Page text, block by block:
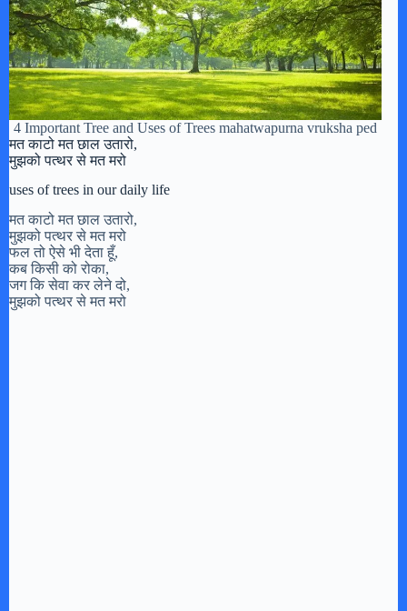
4 Important Tree and Uses of Trees mahatwapurna vruksha ped
मत काटो मत छाल उतारो,
मुझको पत्थर से मत मरो
uses of trees in our daily life
मत काटो मत छाल उतारो,
मुझको पत्थर से मत मरो
फल तो ऐसे भी देता हूँ,
कब किसी को रोका,
जग कि सेवा कर लेने दो,
मुझको पत्थर से मत मरो